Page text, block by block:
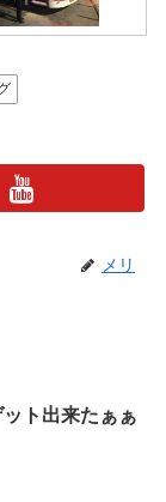
メリ
ト出来たぁぁ